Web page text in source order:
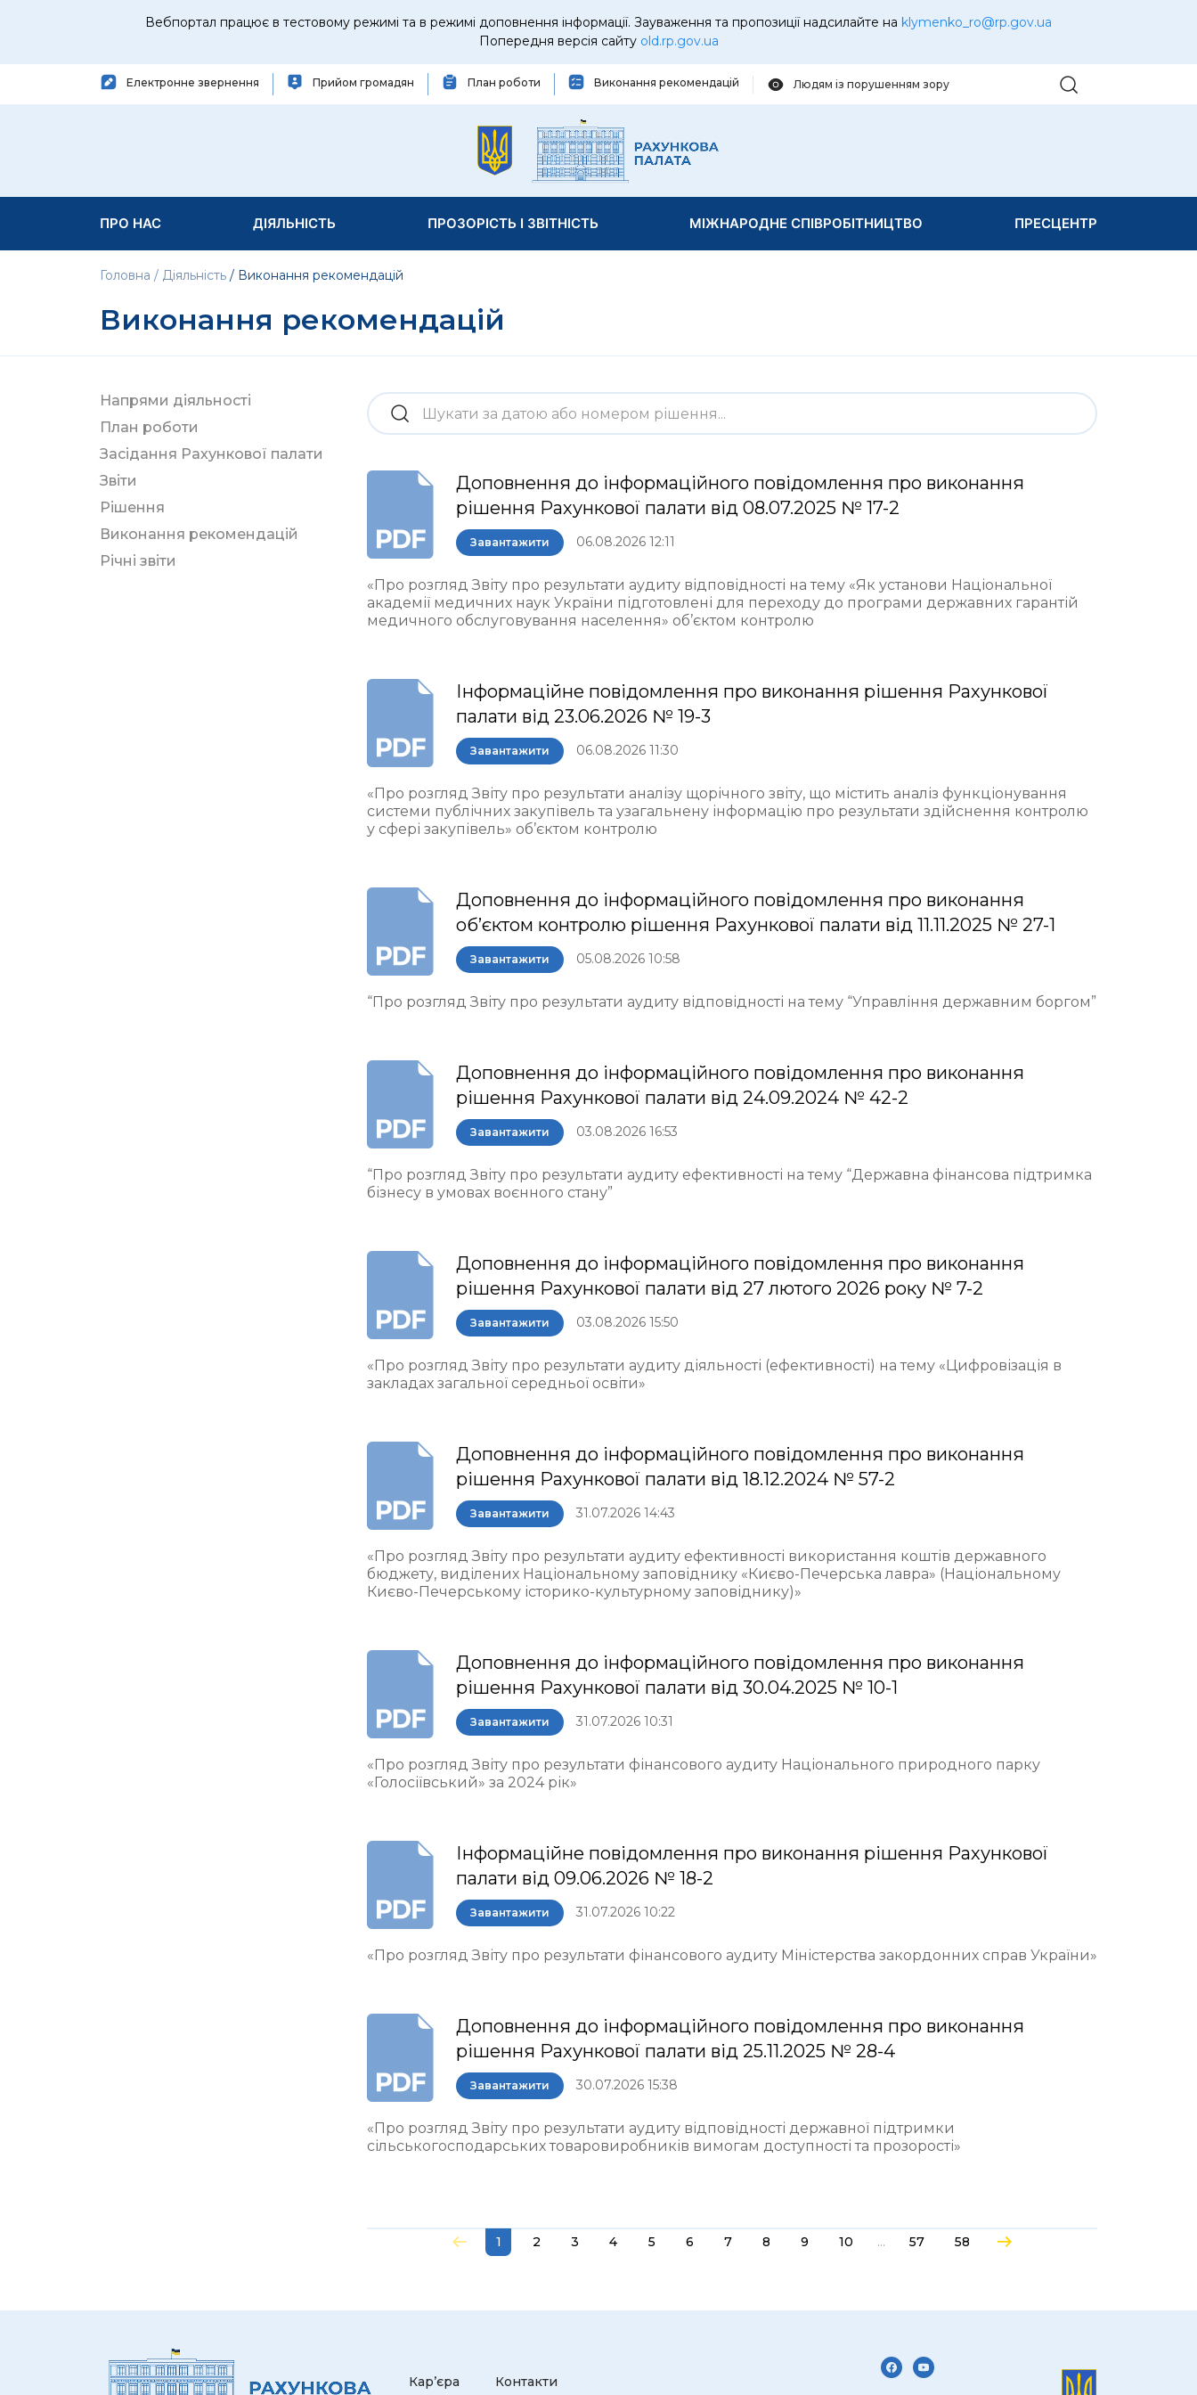
Вебпортал працює в тестовому режимі та в режимі доповнення інформації. Зауваження та пропозиції надсилайте на klymenko_ro@rp.gov.ua
Попередня версія сайту old.rp.gov.ua
Електронне звернення Прийом громадян План роботи Виконання рекомендацій Людям із порушенням зору
ПРО НАС ДІЯЛЬНІСТЬ ПРОЗОРІСТЬ І ЗВІТНІСТЬ МІЖНАРОДНЕ СПІВРОБІТНИЦТВО ПРЕСЦЕНТР
Головна Діяльність Виконання рекомендацій
Виконання рекомендацій
Напрями діяльності
План роботи
Засідання Рахункової палати
Звіти
Рішення
Виконання рекомендацій
Річні звіти
Доповнення до інформаційного повідомлення про виконання
рішення Рахункової палати від 08.07.2025 № 17-2
Завантажити 06.08.2026 12:11
«Про розгляд Звіту про результати аудиту відповідності на тему «Як установи Національної
академії медичних наук України підготовлені для переходу до програми державних гарантій
медичного обслуговування населення» об’єктом контролю
Інформаційне повідомлення про виконання рішення Рахункової
палати від 23.06.2026 № 19-3
Завантажити 06.08.2026 11:30
«Про розгляд Звіту про результати аналізу щорічного звіту, що містить аналіз функціонування
системи публічних закупівель та узагальнену інформацію про результати здійснення контролю
у сфері закупівель» об’єктом контролю
Доповнення до інформаційного повідомлення про виконання
об’єктом контролю рішення Рахункової палати від 11.11.2025 № 27-1
Завантажити 05.08.2026 10:58
“Про розгляд Звіту про результати аудиту відповідності на тему “Управління державним боргом”
Доповнення до інформаційного повідомлення про виконання
рішення Рахункової палати від 24.09.2024 № 42-2
Завантажити 03.08.2026 16:53
“Про розгляд Звіту про результати аудиту ефективності на тему “Державна фінансова підтримка
бізнесу в умовах воєнного стану”
Доповнення до інформаційного повідомлення про виконання
рішення Рахункової палати від 27 лютого 2026 року № 7-2
Завантажити 03.08.2026 15:50
«Про розгляд Звіту про результати аудиту діяльності (ефективності) на тему «Цифровізація в
закладах загальної середньої освіти»
Доповнення до інформаційного повідомлення про виконання
рішення Рахункової палати від 18.12.2024 № 57-2
Завантажити 31.07.2026 14:43
«Про розгляд Звіту про результати аудиту ефективності використання коштів державного
бюджету, виділених Національному заповіднику «Києво-Печерська лавра» (Національному
Києво-Печерському історико-культурному заповіднику)»
Доповнення до інформаційного повідомлення про виконання
рішення Рахункової палати від 30.04.2025 № 10-1
Завантажити 31.07.2026 10:31
«Про розгляд Звіту про результати фінансового аудиту Національного природного парку
«Голосіївський» за 2024 рік»
Інформаційне повідомлення про виконання рішення Рахункової
палати від 09.06.2026 № 18-2
Завантажити 31.07.2026 10:22
«Про розгляд Звіту про результати фінансового аудиту Міністерства закордонних справ України»
Доповнення до інформаційного повідомлення про виконання
рішення Рахункової палати від 25.11.2025 № 28-4
Завантажити 30.07.2026 15:38
«Про розгляд Звіту про результати аудиту відповідності державної підтримки
сільськогосподарських товаровиробників вимогам доступності та прозорості»
1 2 3 4 5 6 7 8 9 10 ... 57 58
Кар’єра Контакти